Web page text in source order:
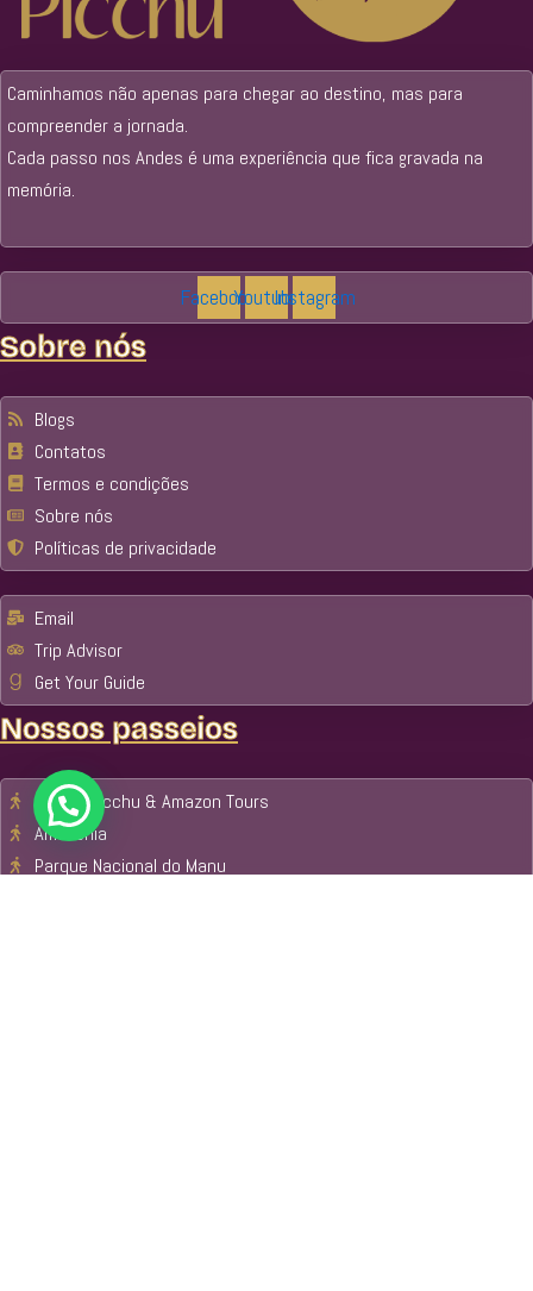
Caminhamos não apenas para chegar ao destino, mas para
compreender a jornada.
Cada passo nos Andes é uma experiência que fica gravada na
memória.
FacebookYoutubeInstagram
Sobre nós
Blogs
Contatos
Termos e condições
Sobre nós
Políticas de privacidade
Email
Trip Advisor
Get Your Guide
Nossos passeios
Machu Picchu & Amazon Tours
Amazônia
Parque Nacional do Manu